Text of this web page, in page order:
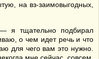
на вз-заимовыгодных,
я тщательно подбирал
о чем идет речь и что
для чего вам это нужно.